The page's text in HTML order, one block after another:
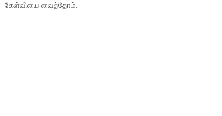
கேள்வியை வைத்தோம்.